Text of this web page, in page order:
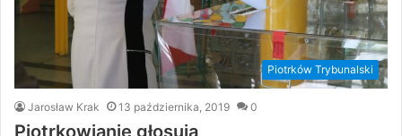
Piotrków Trybunalski
Jarosław Krak 13 października, 2019 0